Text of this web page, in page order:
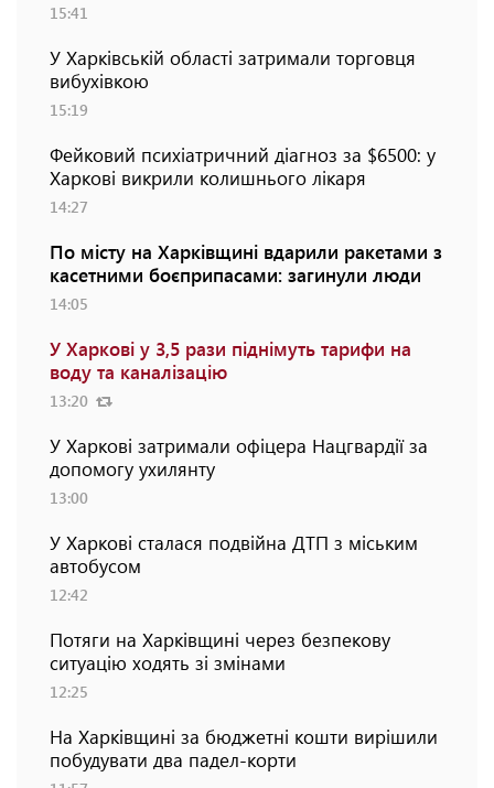
15:41
У Харківській області затримали торговця
вибухівкою
15:19
Фейковий психіатричний діагноз за $6500: у
Харкові викрили колишнього лікаря
14:27
По місту на Харківщині вдарили ракетами з
касетними боєприпасами: загинули люди
14:05
У Харкові у 3,5 рази піднімуть тарифи на
воду та каналізацію
13:20
У Харкові затримали офіцера Нацгвардії за
допомогу ухилянту
13:00
У Харкові сталася подвійна ДТП з міським
автобусом
12:42
Потяги на Харківщині через безпекову
ситуацію ходять зі змінами
12:25
На Харківщині за бюджетні кошти вирішили
побудувати два падел-корти